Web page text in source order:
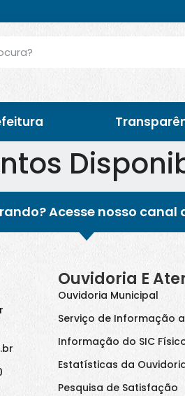
Acesse nosso
Ouvidoria E
Ouvidoria Municipal
Serviço de Informação
Informação do SIC
Estatísticas da
Pesquisa de Satisfação